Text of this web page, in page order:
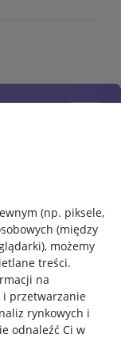
(np. piksele,
(między
, możemy
treści.
na
przetwarzanie
rynkowych i
odnaleźć Ci w